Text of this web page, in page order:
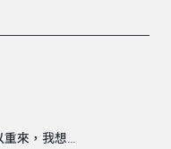
來，我想...